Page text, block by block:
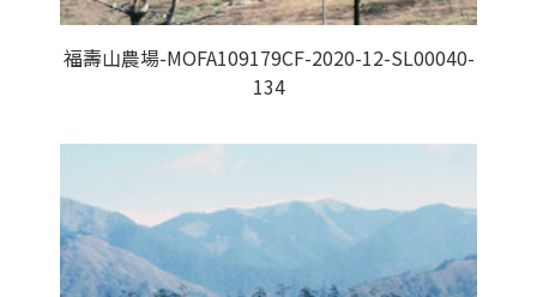
福壽山農場-MOFA109179CF-2020-12-SL00040-
134